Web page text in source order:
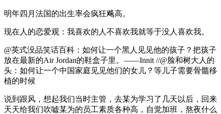
明年四月法国的出生率会疯狂飚高。
现在人的恋爱观：我喜欢的人不喜欢我就等于没人喜欢我。
@英式没品笑话百科：如何让一个黑人见见他的孩子？把孩子
放在最新的Air Jordan的鞋盒子里。——Innit ​​​​//@脸和树大人的
头：如何让一个中国家庭见见他们的女儿？等儿子需要骨髓移
植的时候
说到跟风，想起我们当时主管，去某为学习了几天以后，回来
天天给我们吹嘘某为的员工素质各种高，自觉加班，熬夜什么